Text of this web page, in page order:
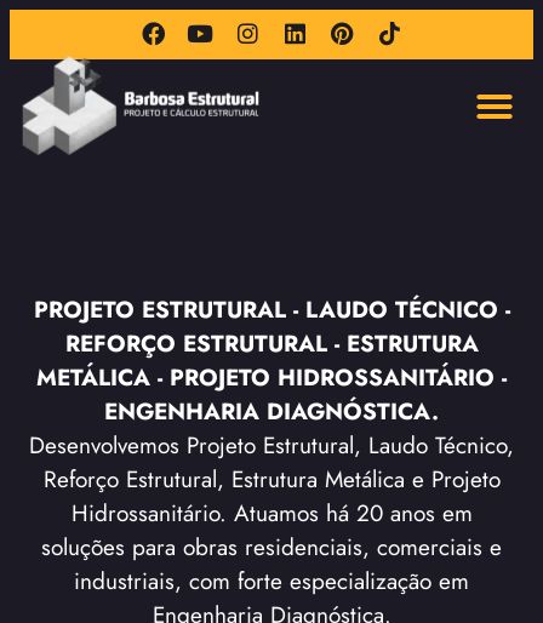
PROJETO ESTRUTURAL - LAUDO TÉCNICO -
REFORÇO ESTRUTURAL - ESTRUTURA
METÁLICA - PROJETO HIDROSSANITÁRIO -
ENGENHARIA DIAGNÓSTICA.
Desenvolvemos Projeto Estrutural, Laudo Técnico,
Reforço Estrutural, Estrutura Metálica e Projeto
Hidrossanitário. Atuamos há 20 anos em
soluções para obras residenciais, comerciais e
industriais, com forte especialização em
Engenharia Diagnóstica.